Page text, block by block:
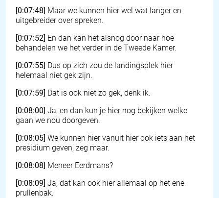
[0:07:48] Maar we kunnen hier wel wat langer en
uitgebreider over spreken.
[0:07:52] En dan kan het alsnog door naar hoe
behandelen we het verder in de Tweede Kamer.
[0:07:55] Dus op zich zou de landingsplek hier
helemaal niet gek zijn.
[0:07:59] Dat is ook niet zo gek, denk ik.
[0:08:00] Ja, en dan kun je hier nog bekijken welke
gaan we nou doorgeven.
[0:08:05] We kunnen hier vanuit hier ook iets aan het
presidium geven, zeg maar.
[0:08:08] Meneer Eerdmans?
[0:08:09] Ja, dat kan ook hier allemaal op het ene
prullenbak.